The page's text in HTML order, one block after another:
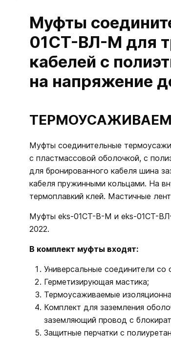
Муфты
01СТ-ВЛ-М для
кабелей с
на напряжение
Муфты соединительные
с пластмассовой оболочкой, с
для бронированного кабеля шина
кабеля пружинными кольцами. На
термоплавкий клей. Мастичные
Муфты eks-01СТ-В-М и eks-01СТ-
2022.
В комплект муфты входят:
Универсальные соединители
Герметизирующая мастика;
Термоусаживаемые
Комплект для заземления
заземляющий провод с
Защитные перчатки с